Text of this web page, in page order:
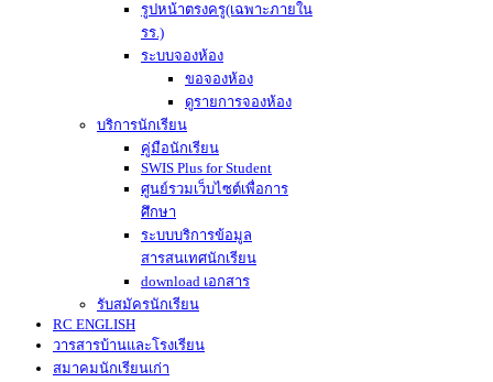
รูปหน้าตรงครู(เฉพาะภายใน
รร.)
ระบบจองห้อง
ขอจองห้อง
ดูรายการจองห้อง
บริการนักเรียน
คู่มือนักเรียน
SWIS Plus for Student
ศูนย์รวมเว็บไซต์เพื่อการ
ศึกษา
ระบบบริการข้อมูล
สารสนเทศนักเรียน
download เอกสาร
รับสมัครนักเรียน
RC ENGLISH
วารสารบ้านและโรงเรียน
สมาคมนักเรียนเก่า